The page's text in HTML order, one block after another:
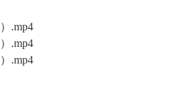
.mp4
.mp4
.mp4